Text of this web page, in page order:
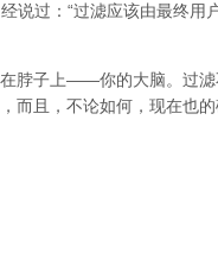
说过：“过滤应该由最终
脖子上——你的大脑。过
而且，不论如何，现在也的